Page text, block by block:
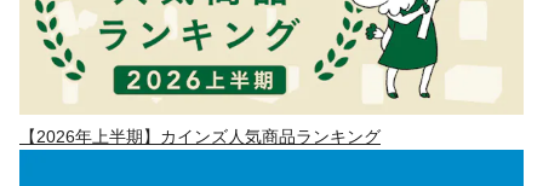
【2026年上半期】カインズ人気商品ランキング